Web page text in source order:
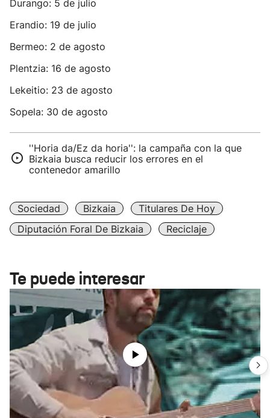
Durango: 5 de julio
Erandio: 19 de julio
Bermeo: 2 de agosto
Plentzia: 16 de agosto
Lekeitio: 23 de agosto
Sopela: 30 de agosto
''Horia da/Ez da horia'': la campaña con la que
Bizkaia busca reducir los errores en el
contenedor amarillo
Sociedad Bizkaia
Titulares De Hoy
Diputación Foral De Bizkaia
Reciclaje
Te puede interesar